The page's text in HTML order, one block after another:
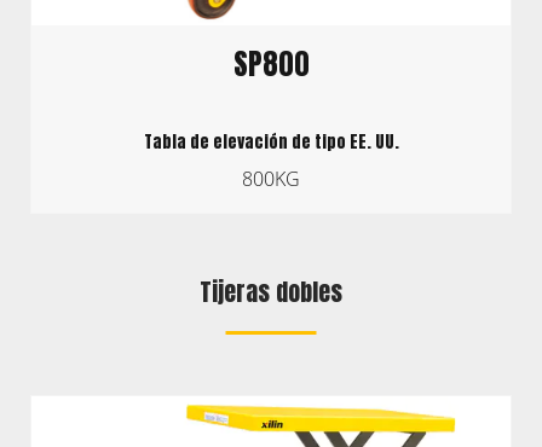
SP800
Tabla de elevación de tipo EE. UU.
800KG
Tijeras dobles